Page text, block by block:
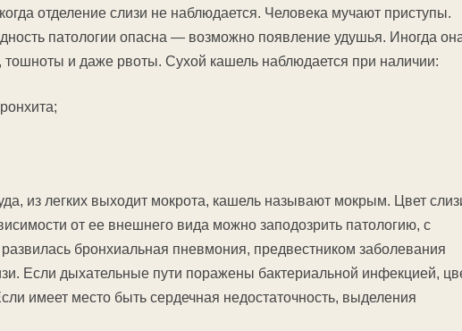
отделение слизи не наблюдается. Человека мучают приступы.
патологии опасна — возможно появление удушья. Иногда
тошноты и даже рвоты. Сухой кашель наблюдается при наличии:
из легких выходит мокрота, кашель называют мокрым. Цвет
от ее внешнего вида можно заподозрить патологию, с
развилась бронхиальная пневмония, предвестником заболевания
Если дыхательные пути поражены бактериальной инфекцией,
имеет место быть сердечная недостаточность, выделения